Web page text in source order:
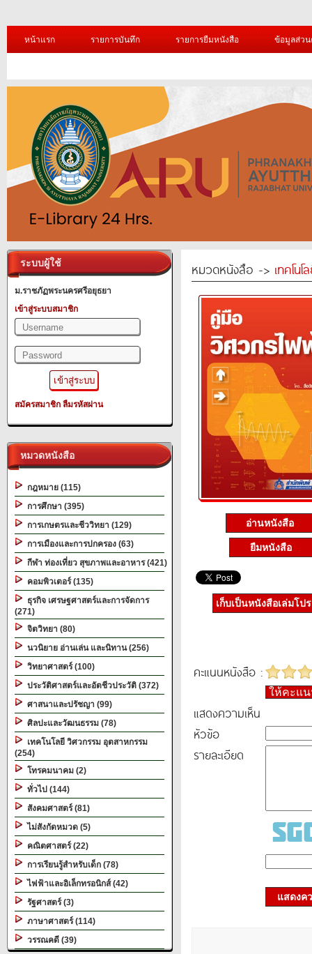
หน้าแรก รายการบันทึก รายการยืมหนังสือ ข้อมูลส่ว
ระบบผู้ใช้
ม.ราชภัฏพระนครศรีอยุธยา
เข้าสู่ระบบสมาชิก
สมัครสมาชิก ลืมรหัสผ่าน
หมวดหนังสือ
กฎหมาย (115)
การศึกษา (395)
การเกษตรและชีววิทยา (129)
การเมืองและการปกครอง (63)
กีฬา ท่องเที่ยว สุขภาพและอาหาร (421)
คอมพิวเตอร์ (135)
ธุรกิจ เศรษฐศาสตร์และการจัดการ
(271)
จิตวิทยา (80)
นวนิยาย อ่านเล่น และนิทาน (256)
วิทยาศาสตร์ (100)
ประวัติศาสตร์และอัตชีวประวัติ (372)
ศาสนาและปรัชญา (99)
ศิลปะและวัฒนธรรม (78)
เทคโนโลยี วิศวกรรม อุตสาหกรรม
(254)
โทรคมนาคม (2)
ทั่วไป (144)
สังคมศาสตร์ (81)
ไม่สังกัดหมวด (5)
คณิตศาสตร์ (22)
การเรียนรู้สำหรับเด็ก (78)
ไฟฟ้าและอิเล็กทรอนิกส์ (42)
รัฐศาสตร์ (3)
ภาษาศาสตร์ (114)
วรรณคดี (39)
หมวดหนังสือ -> เทคโน
อ่านหนังสือ
ยืมหนังสือ
เก็บเป็นหนังสือเล่มโป
คะแนนหนังสือ :
ให้คะแ
แสดงความเห็น
หัวข้อ
รายละเอียด
แสดงค